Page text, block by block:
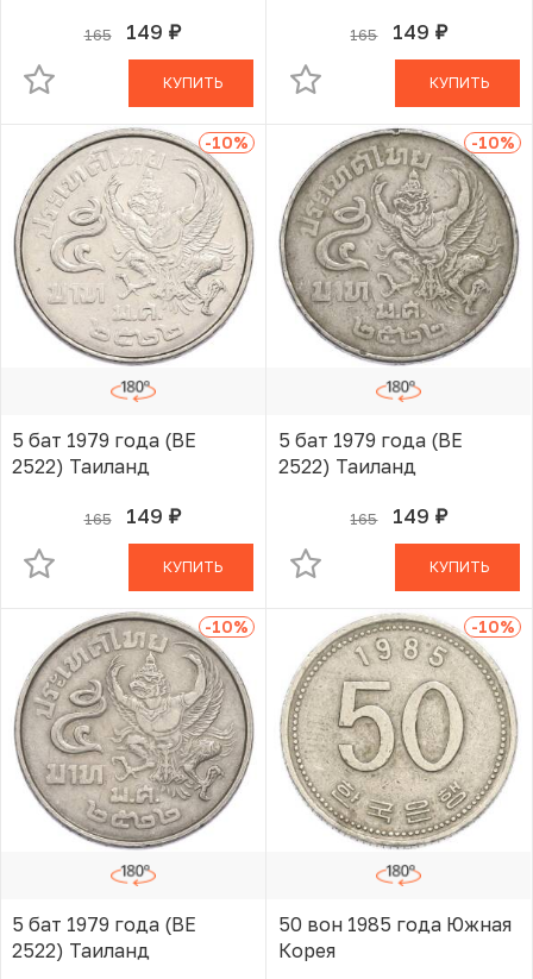
165 149 руб.
В КОРЗИНЕ
КУПИТЬ
165 149 руб.
В КОРЗИНЕ
КУПИТЬ
-10%
5 бат 1979 года (BE
2522) Таиланд
165 149 руб.
В КОРЗИНЕ
КУПИТЬ
-10%
5 бат 1979 года (BE
2522) Таиланд
165 149 руб.
В КОРЗИНЕ
КУПИТЬ
-10%
5 бат 1979 года (BE
2522) Таиланд
-10%
50 вон 1985 года Южная
Корея